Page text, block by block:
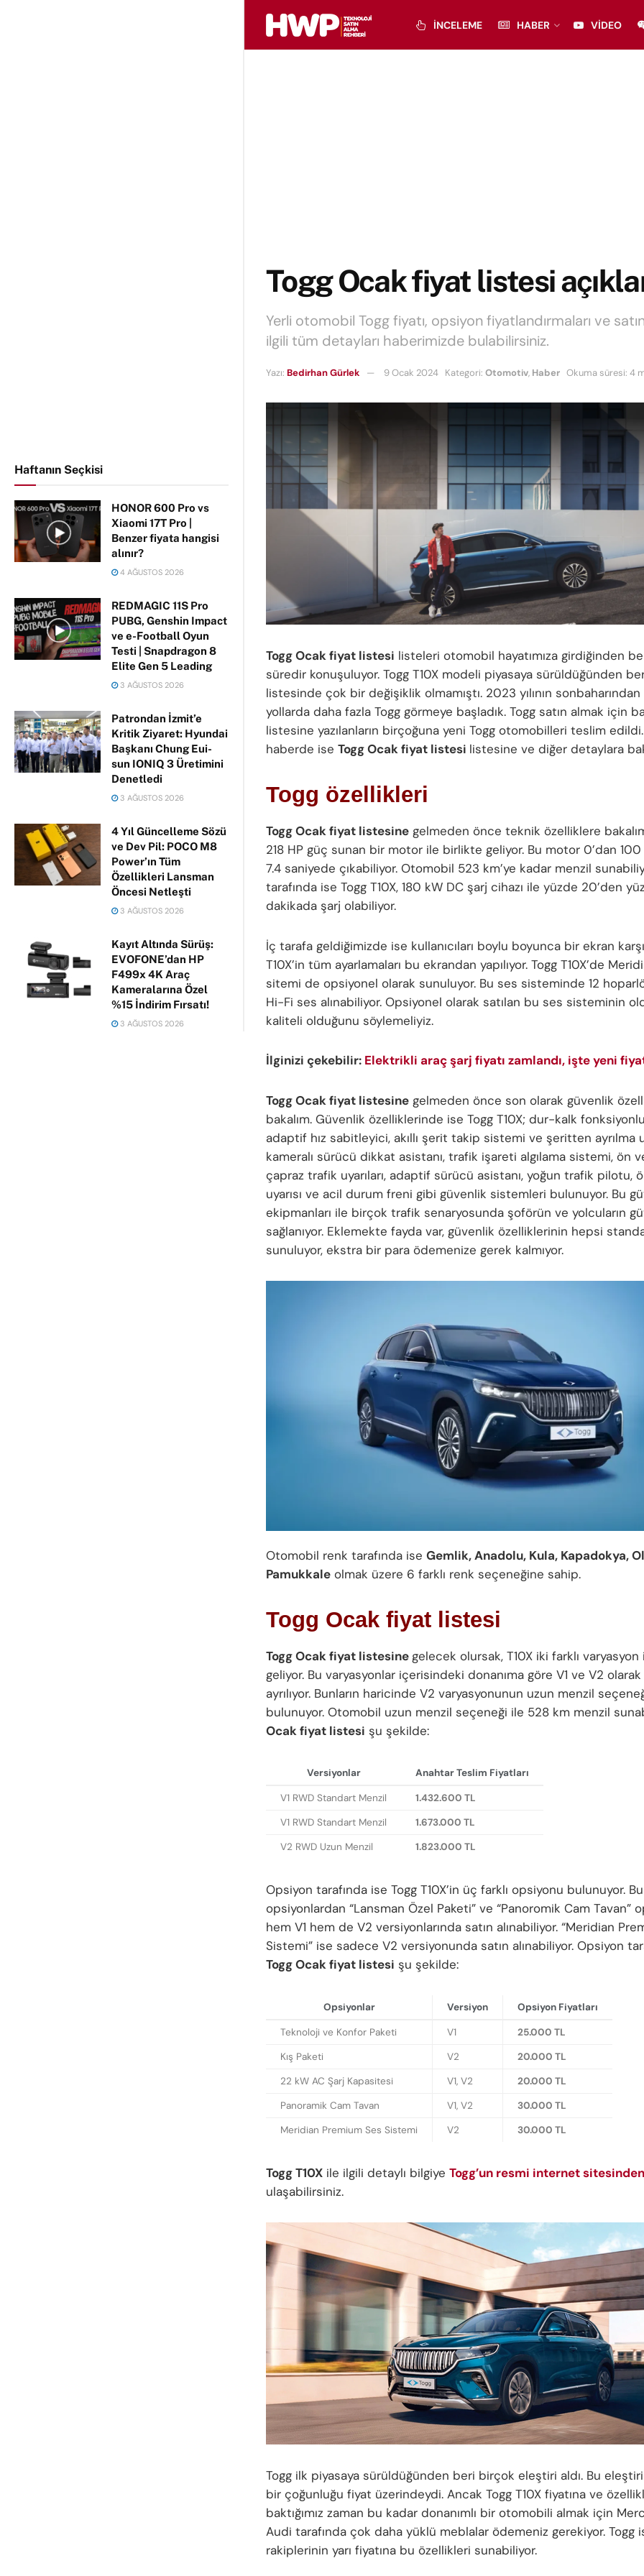
Haftanın Seçkisi
HONOR 600 Pro vs
Xiaomi 17T Pro |
Benzer fiyata hangisi
alınır?
4 AĞUSTOS 2026
REDMAGIC 11S Pro
PUBG, Genshin Impact
ve e-Football Oyun
Testi | Snapdragon 8
Elite Gen 5 Leading
3 AĞUSTOS 2026
Patrondan İzmit’e
Kritik Ziyaret: Hyundai
Başkanı Chung Eui-
sun IONIQ 3 Üretimini
Denetledi
3 AĞUSTOS 2026
4 Yıl Güncelleme Sözü
ve Dev Pil: POCO M8
Power’ın Tüm
Özellikleri Lansman
Öncesi Netleşti
3 AĞUSTOS 2026
Kayıt Altında Sürüş:
EVOFONE’dan HP
F499x 4K Araç
Kameralarına Özel
%15 İndirim Fırsatı!
3 AĞUSTOS 2026
İNCELEME HABER VIDEO
Togg Ocak fiyat listesi
Yerli otomobil Togg fiyatı, opsiyon fiyatlandırmaları ve
ilgili tüm detayları haberimizde bulabilirsiniz.
Yazı: Bedirhan Gürlek 9 Ocak 2024 Kategori: Otomotiv, Haber Okuma süresi: 4
Togg Ocak fiyat listesi listeleri otomobil hayatımıza girdiğinden
süredir konuşuluyor. Togg T10X modeli piyasaya sürüldüğünden
listesinde çok bir değişiklik olmamıştı. 2023 yılının
yollarda daha fazla Togg görmeye başladık. Togg satın almak için
listesine yazılanların birçoğuna yeni Togg otomobilleri teslim
haberde ise Togg Ocak fiyat listesi listesine ve diğer detaylara
Togg özellikleri
Togg Ocak fiyat listesine gelmeden önce teknik özelliklere
218 HP güç sunan bir motor ile birlikte geliyor. Bu motor 0’dan 100
7.4 saniyede çıkabiliyor. Otomobil 523 km’ye kadar menzil
tarafında ise Togg T10X, 180 kW DC şarj cihazı ile yüzde 20’den
dakikada şarj olabiliyor.
İç tarafa geldiğimizde ise kullanıcıları boylu boyunca bir ekran
T10X’in tüm ayarlamaları bu ekrandan yapılıyor. Togg T10X’de
sitemi de opsiyonel olarak sunuluyor. Bu ses sisteminde 12
Hi-Fi ses alınabiliyor. Opsiyonel olarak satılan bu ses sisteminin
kaliteli olduğunu söylemeliyiz.
İlginizi çekebilir: Elektrikli araç şarj fiyatı zamlandı, işte yeni
Togg Ocak fiyat listesine gelmeden önce son olarak güvenlik
bakalım. Güvenlik özelliklerinde ise Togg T10X; dur-kalk fonksiyonlu
adaptif hız sabitleyici, akıllı şerit takip sistemi ve şeritten ayrılma
kameralı sürücü dikkat asistanı, trafik işareti algılama sistemi, ön
çapraz trafik uyarıları, adaptif sürücü asistanı, yoğun trafik pilotu,
uyarısı ve acil durum freni gibi güvenlik sistemleri bulunuyor. Bu
ekipmanları ile birçok trafik senaryosunda şoförün ve yolcuların
sağlanıyor. Eklemekte fayda var, güvenlik özelliklerinin hepsi
sunuluyor, ekstra bir para ödemenize gerek kalmıyor.
Otomobil renk tarafında ise Gemlik, Anadolu, Kula, Kapadokya,
Pamukkale olmak üzere 6 farklı renk seçeneğine sahip.
Togg Ocak fiyat listesi
Togg Ocak fiyat listesinegelecek olursak, T10X iki farklı
geliyor. Bu varyasyonlar içerisindeki donanıma göre V1 ve V2
ayrılıyor. Bunların haricinde V2 varyasyonunun uzun menzil
bulunuyor. Otomobil uzun menzil seçeneği ile 528 km menzil
Ocak fiyat listesi şu şekilde:
Versiyonlar Anahtar Teslim Fiyatları
V1 RWD Standart Menzil
1.432.600 TL
V1 RWD Standart Menzil
1.673.000 TL
V2 RWD Uzun Menzil
1.823.000 TL
Opsiyon tarafında ise Togg T10X’in üç farklı opsiyonu bulunuyor. Bu
opsiyonlardan “Lansman Özel Paketi” ve “Panoromik Cam Tavan”
hem V1 hem de V2 versiyonlarında satın alınabiliyor. “Meridian
Sistemi” ise sadece V2 versiyonunda satın alınabiliyor. Opsiyon
Togg Ocak fiyat listesi şu şekilde:
Opsiyonlar Versiyon Opsiyon Fiyatları
Teknoloji ve Konfor Paketi V1
25.000 TL
Kış Paketi
V2
20.000 TL
22 kW AC Şarj Kapasitesi
V1, V2
20.000 TL
Panoramik Cam Tavan
V1, V2
30.000 TL
Meridian Premium Ses Sistemi
V2 30.000 TL
Togg T10X ile ilgili detaylı bilgiye Togg’un resmi internet sitesinden
ulaşabilirsiniz.
Togg ilk piyasaya sürüldüğünden beri birçok eleştiri aldı. Bu
bir çoğunluğu fiyat üzerindeydi. Ancak Togg T10X fiyatına ve
baktığımız zaman bu kadar donanımlı bir otomobili almak için
Audi tarafında çok daha yüklü meblalar ödemeniz gerekiyor. Togg
rakiplerinin yarı fiyatına bu özellikleri sunabiliyor.